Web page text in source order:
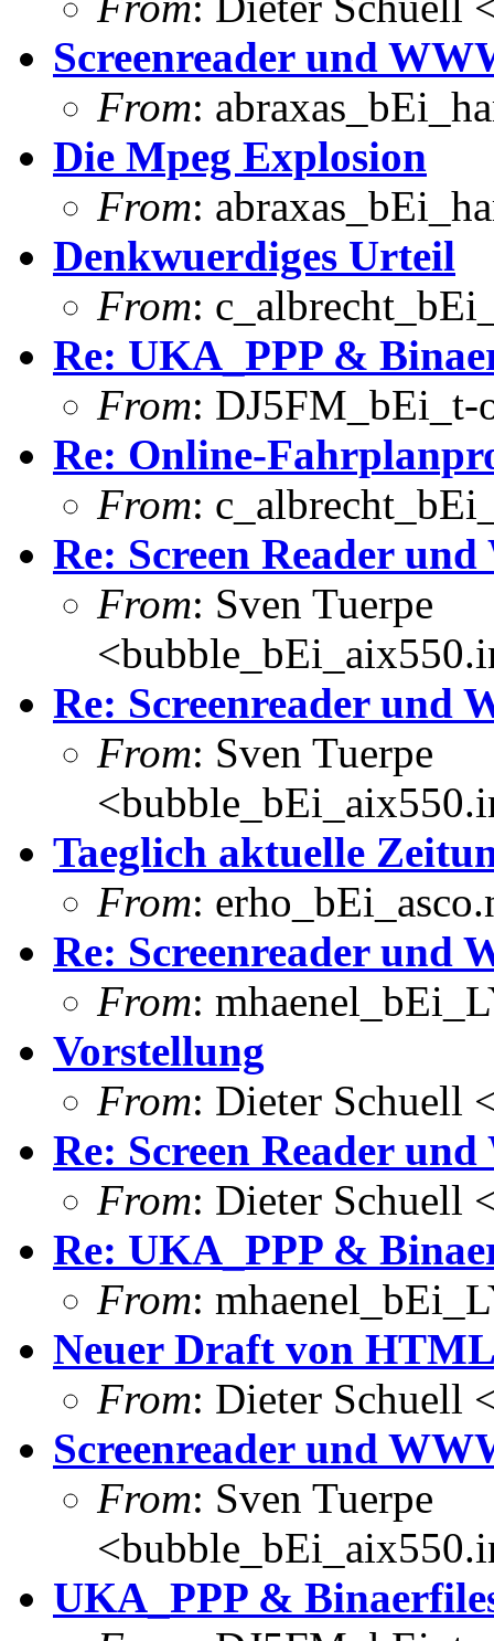
Screenreader und
From:
Die Mpeg Explosion
From:
Denkwuerdiges Urteil
From:
Re: UKA_PPP &
From: DJ5FM_bEi_t-
Re: Online-
From:
Re: Screen Reader
From: Sven Tuerpe
Re: Screenreader und
From: Sven Tuerpe
Taeglich aktuelle
From:
Re: Screenreader und
From:
Vorstellung
From: Dieter Schuell
Re: Screen Reader
From: Dieter Schuell
Re: UKA_PPP &
From:
Neuer Draft von
From: Dieter Schuell
Screenreader und
From: Sven Tuerpe
UKA_PPP &